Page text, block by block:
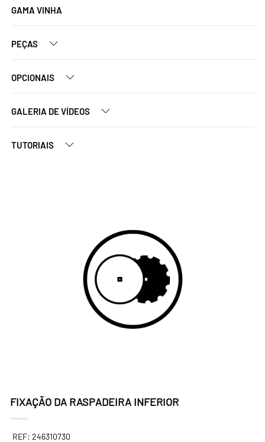
GAMA VINHA
PEÇAS
OPCIONAIS
GALERIA DE VÍDEOS
TUTORIAIS
FIXAÇÃO DA RASPADEIRA INFERIOR
REF: 246310730